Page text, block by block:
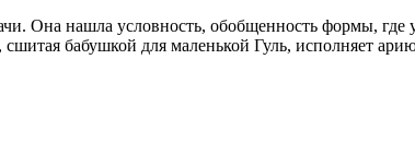
Она нашла условность, обобщенность формы, где
бабушкой для маленькой Гуль, исполняет